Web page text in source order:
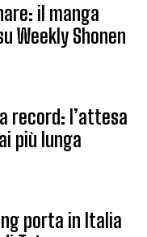
il manga
Weekly Shonen
record: l’attesa
più lunga
porta in Italia